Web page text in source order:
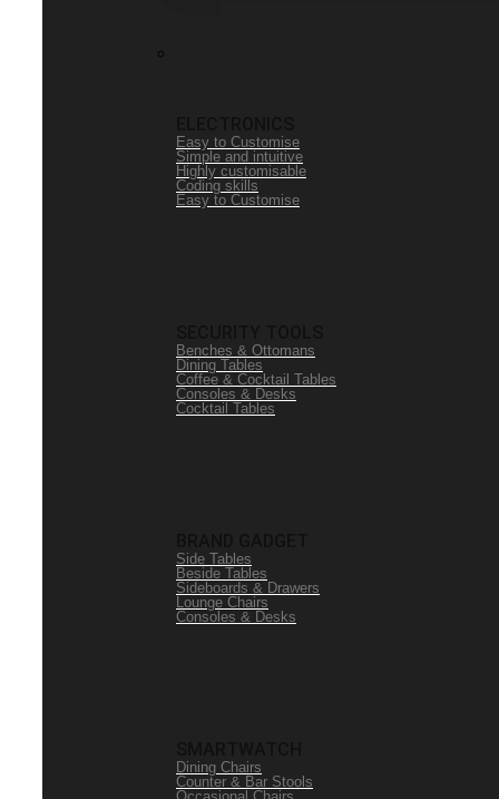
Easy to Customise
Simple and intuitive
Highly customisable
Coding skills
Easy to Customise
Benches & Ottomans
Dining Tables
Coffee & Cocktail Tables
Consoles & Desks
Cocktail Tables
Side Tables
Beside Tables
Sideboards & Drawers
Lounge Chairs
Consoles & Desks
Dining Chairs
Counter & Bar Stools